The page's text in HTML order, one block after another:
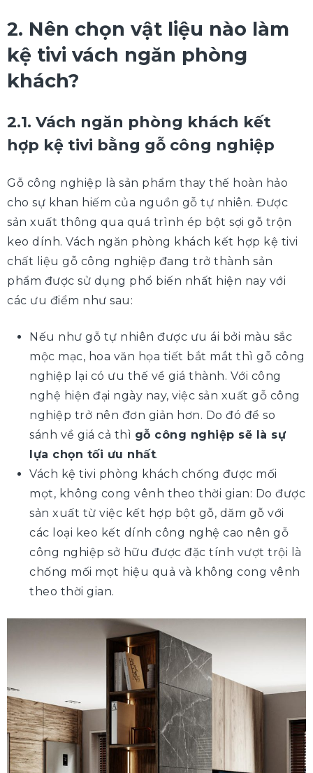
2. Nên chọn vật liệu nào làm
kệ tivi vách ngăn phòng
khách?
2.1. Vách ngăn phòng khách kết
hợp kệ tivi bằng gỗ công nghiệp
Gỗ công nghiệp là sản phẩm thay thế hoàn hảo
cho sự khan hiếm của nguồn gỗ tự nhiên. Được
sản xuất thông qua quá trình ép bột sợi gỗ trộn
keo dính. Vách ngăn phòng khách kết hợp kệ tivi
chất liệu gỗ công nghiệp đang trở thành sản
phẩm được sử dụng phổ biến nhất hiện nay với
các ưu điểm như sau:
Nếu như gỗ tự nhiên được ưu ái bởi màu sắc
mộc mạc, hoa văn họa tiết bắt mắt thì gỗ công
nghiệp lại có ưu thế về giá thành. Với công
nghệ hiện đại ngày nay, việc sản xuất gỗ công
nghiệp trở nên đơn giản hơn. Do đó để so
sánh về giá cả thì gỗ công nghiệp sẽ là sự
lựa chọn tối ưu nhất.
Vách kệ tivi phòng khách chống được mối
mọt, không cong vênh theo thời gian: Do được
sản xuất từ việc kết hợp bột gỗ, dăm gỗ với
các loại keo kết dính công nghệ cao nên gỗ
công nghiệp sở hữu được đặc tính vượt trội là
chống mối mọt hiệu quả và không cong vênh
theo thời gian.